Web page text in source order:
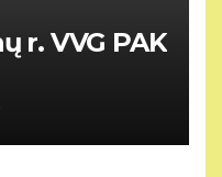
r. VVG PAK